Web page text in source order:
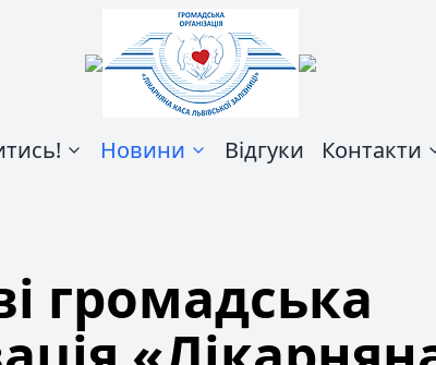
Новини Відгуки Контакти
громадська